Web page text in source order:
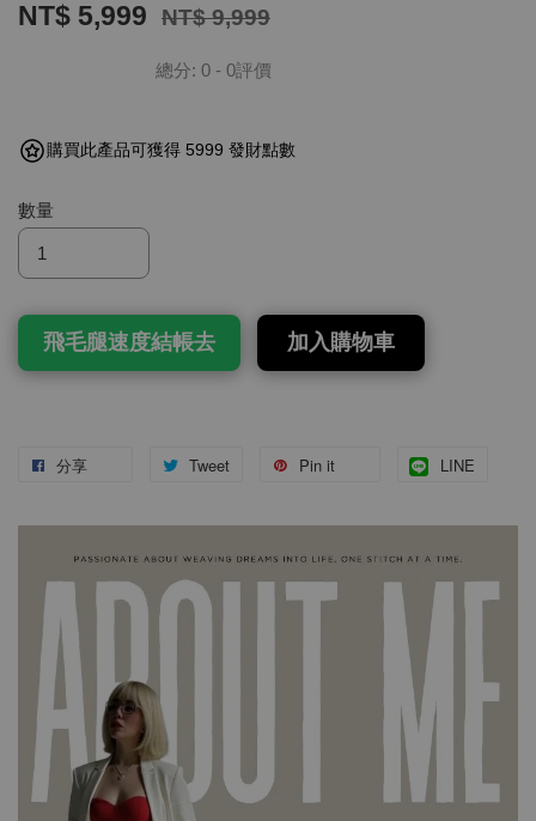
NT$ 5,999 NT$ 9,999
總分: 0 - 0評價
購買此產品可獲得 5999 發財點數
數量
飛毛腿速度結帳去 加入購物車
分享 Tweet Pin it LINE